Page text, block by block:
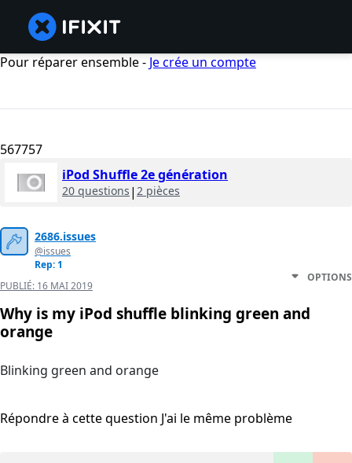
Pour réparer ensemble - Je crée un compte
567757
iPod Shuffle 2e génération
20 questions | 2 pièces
2686.issues
@issues
Rep: 1
PUBLIÉ: 16 MAI 2019
OPTIONS
Why is my iPod shuffle blinking green and
orange
Blinking green and orange
Répondre à cette question J'ai le même problème